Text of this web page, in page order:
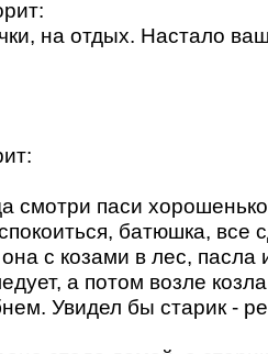
на отдых. Настало
смотри паси
батюшка, все
с козами в лес, пасла
а потом возле
Увидел бы старик -